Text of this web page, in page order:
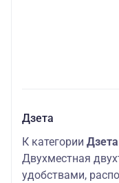
Дзета
К категории Дзета
Двухместная
удобствами,